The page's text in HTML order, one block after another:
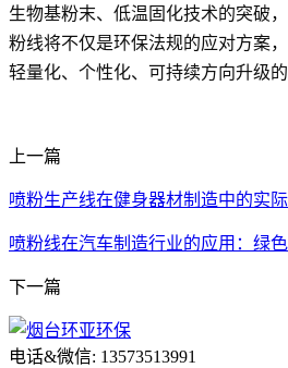
生物基粉末、低温固化技术的突破
粉线将不仅是环保法规的应对方案
轻量化、个性化、可持续方向升级的
上一篇
喷粉生产线在健身器材制造中的实
喷粉线在汽车制造行业的应用：绿
下一篇
电话&微信: 13573513991